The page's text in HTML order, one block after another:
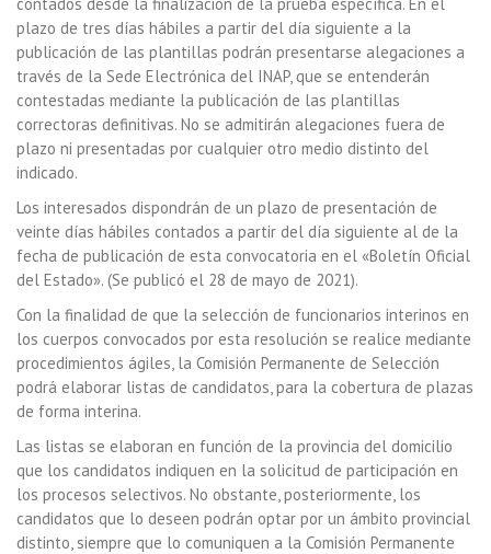
plazo de tres días hábiles a partir del día siguiente a la
publicación de las plantillas podrán presentarse alegaciones a
través de la Sede Electrónica del INAP, que se entenderán
contestadas mediante la publicación de las plantillas
correctoras definitivas. No se admitirán alegaciones fuera de
plazo ni presentadas por cualquier otro medio distinto del
indicado.
Los interesados dispondrán de un plazo de presentación de
veinte días hábiles contados a partir del día siguiente al de la
fecha de publicación de esta convocatoria en el «Boletín Oficial
del Estado». (Se publicó el 28 de mayo de 2021).
Con la finalidad de que la selección de funcionarios interinos en
los cuerpos convocados por esta resolución se realice mediante
procedimientos ágiles, la Comisión Permanente de Selección
podrá elaborar listas de candidatos, para la cobertura de plazas
de forma interina.
Las listas se elaboran en función de la provincia del domicilio
que los candidatos indiquen en la solicitud de participación en
los procesos selectivos. No obstante, posteriormente, los
candidatos que lo deseen podrán optar por un ámbito provincial
distinto, siempre que lo comuniquen a la Comisión Permanente